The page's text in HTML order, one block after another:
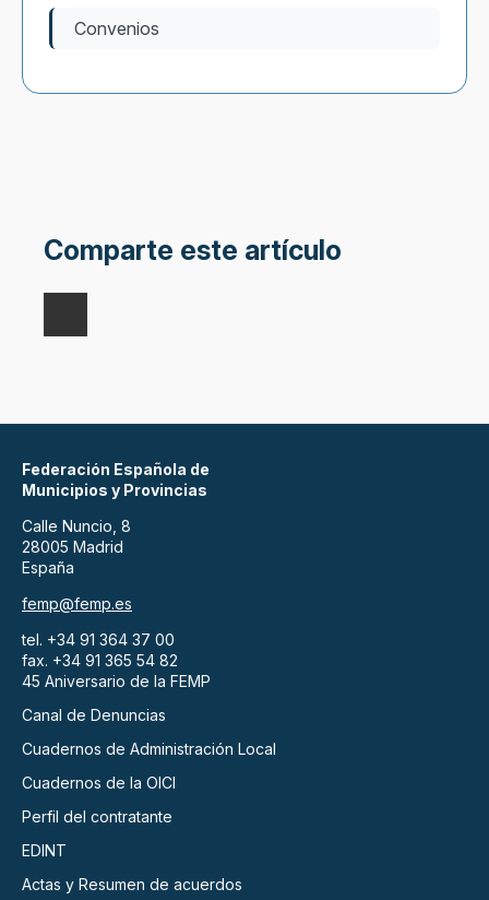
Convenios
Comparte este artículo
Federación Española de
Municipios y Provincias
Calle Nuncio, 8
28005 Madrid
España
femp@femp.es
tel. +34 91 364 37 00
fax. +34 91 365 54 82
45 Aniversario de la FEMP
Canal de Denuncias
Cuadernos de Administración Local
Cuadernos de la OICI
Perfil del contratante
EDINT
Actas y Resumen de acuerdos